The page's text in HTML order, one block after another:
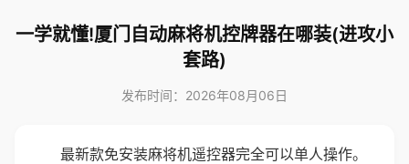
一学就懂!厦门自动麻将机控牌器在哪装(进攻小
套路)
发布时间：2026年08月06日
最新款免安装麻将机遥控器完全可以单人操作。